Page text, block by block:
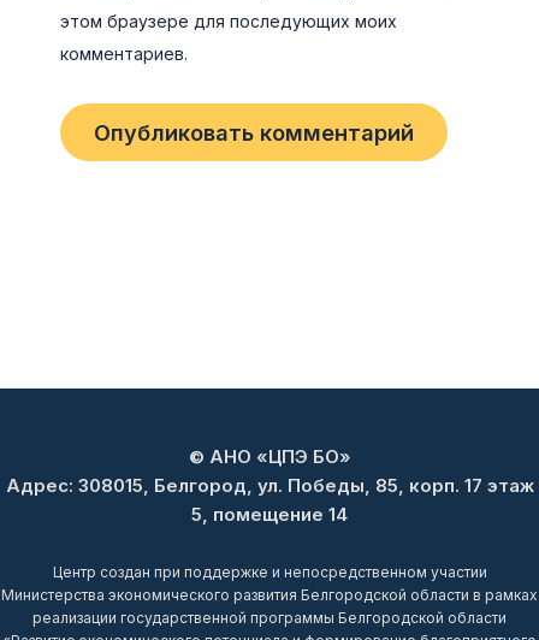
этом браузере для последующих моих
комментариев.
© АНО «ЦПЭ БО»
Адрес: 308015, Белгород, ул. Победы, 85, корп. 17 этаж
5, помещение 14
Центр создан при поддержке и непосредственном участии
Министерства экономического развития Белгородской области в рамках
реализации государственной программы Белгородской области